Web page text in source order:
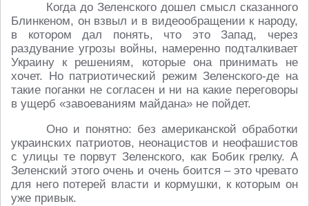
Когда до Зеленского дошел смысл сказанного
Блинкеном, он взвыл и в видеообращении к народу,
в котором дал понять, что это Запад, через
раздувание угрозы войны, намеренно подталкивает
Украину к решениям, которые она принимать не
хочет. Но патриотический режим Зеленского-де на
такие поганки не согласен и ни на какие переговоры
в ущерб «завоеваниям майдана» не пойдет.
Оно и понятно: без американской обработки
украинских патриотов, неонацистов и неофашистов
с улицы те порвут Зеленского, как Бобик грелку. А
Зеленский этого очень и очень боится – это чревато
для него потерей власти и кормушки, к которым он
уже привык.